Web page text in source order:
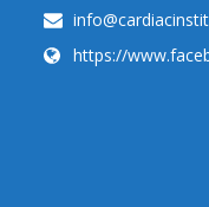
https://